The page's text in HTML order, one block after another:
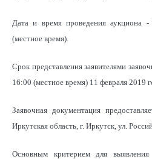
Дата и время проведения аукциона
(местное время).
Срок представления заявителями
16:00 (местное время) 11 февраля 2019
Заявочная документация
Иркутская область, г. Иркутск, ул.
Основным критерием для